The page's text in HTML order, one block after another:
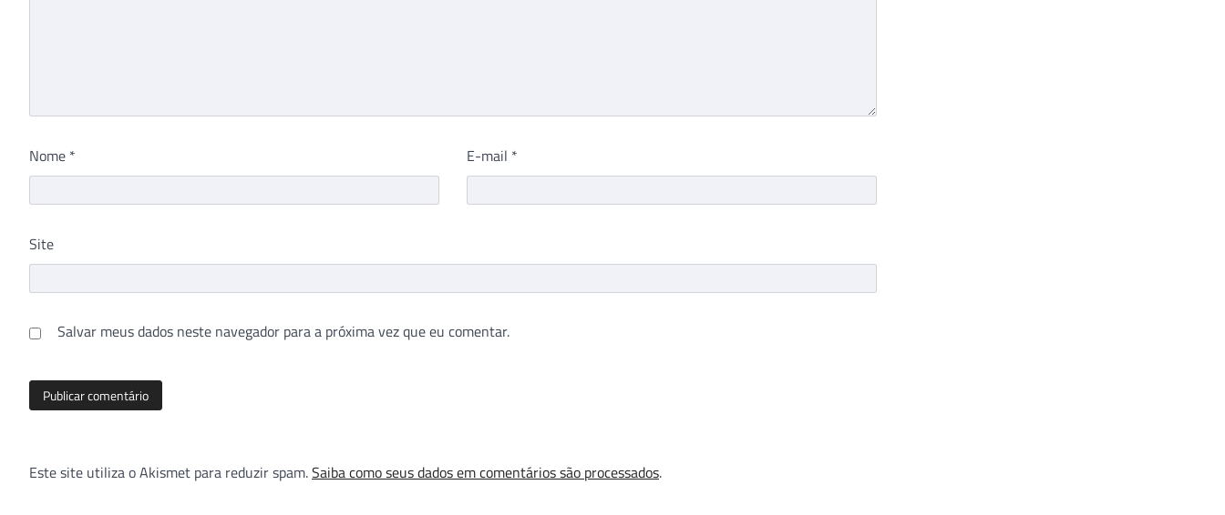
Nome * E-mail *
Site
Salvar meus dados neste navegador para a próxima vez que eu comentar.
Este site utiliza o Akismet para reduzir spam.Saiba como seus dados em comentários são processados.